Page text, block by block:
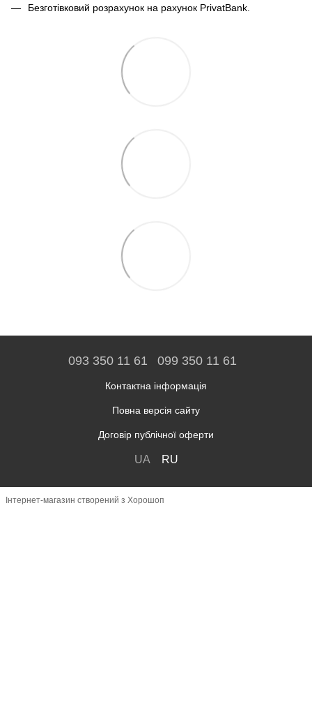
Безготівковий розрахунок на рахунок PrivatBank.
093 350 11 61 099 350 11 61
Контактна інформація
Повна версія сайту
Договір публічної оферти
UA RU
Інтернет-магазин створений з Хорошоп